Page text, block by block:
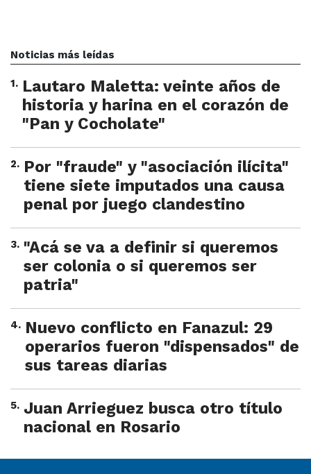
Noticias más leídas
1. Lautaro Maletta: veinte años de
historia y harina en el corazón de
"Pan y Cocholate"
2. Por "fraude" y "asociación ilícita"
tiene siete imputados una causa
penal por juego clandestino
3. "Acá se va a definir si queremos
ser colonia o si queremos ser
patria"
4. Nuevo conflicto en Fanazul: 29
operarios fueron "dispensados" de
sus tareas diarias
5. Juan Arrieguez busca otro título
nacional en Rosario